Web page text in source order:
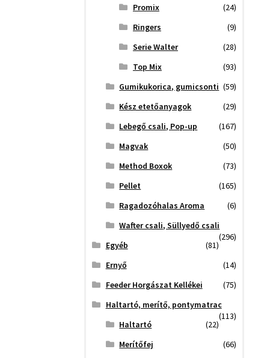
Promix
(24)
Ringers
(9)
Serie Walter
(28)
Top Mix
(93)
Gumikukorica, gumicsonti (59)
Kész etetőanyagok
(29)
Lebegő csali, Pop-up
(167)
Magvak
(50)
Method Boxok
(73)
Pellet
(165)
Ragadozóhalas Aroma
(6)
Wafter csali, Süllyedő csali
(296)
Egyéb
(81)
Ernyő
(14)
Feeder Horgászat Kellékei
(75)
Haltartó, merítő, pontymatrac
(113)
Haltartó
(22)
Merítőfej
(66)